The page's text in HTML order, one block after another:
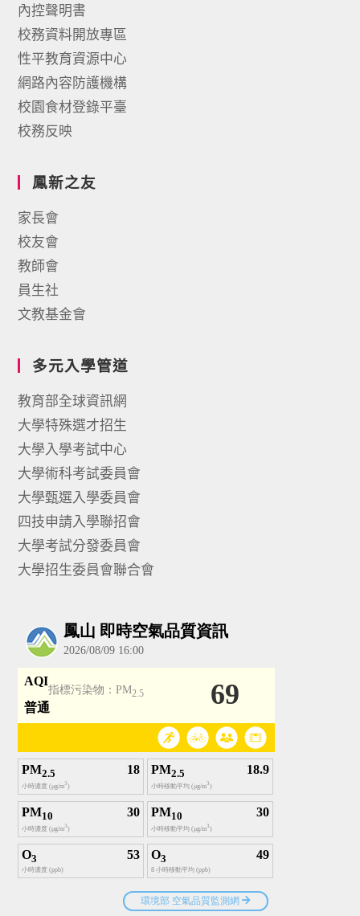
內控聲明書
校務資料開放專區
性平教育資源中心
網路內容防護機構
校園食材登錄平臺
校務反映
鳳新之友
家長會
校友會
教師會
員生社
文教基金會
多元入學管道
教育部全球資訊網
大學特殊選才招生
大學入學考試中心
大學術科考試委員會
大學甄選入學委員會
四技申請入學聯招會
大學考試分發委員會
大學招生委員會聯合會